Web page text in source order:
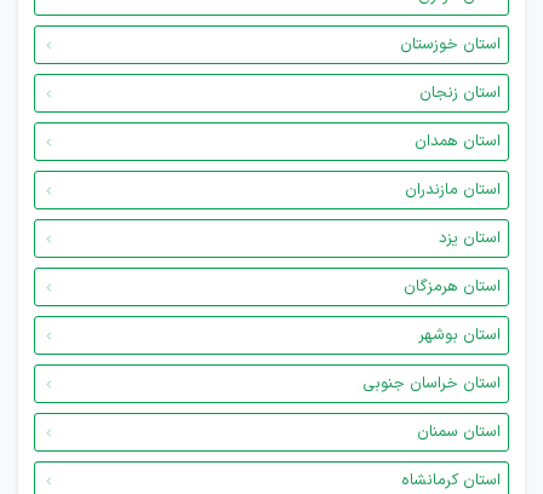
استان خوزستان
استان زنجان
استان همدان
استان مازندران
استان یزد
استان هرمزگان
استان بوشهر
استان خراسان جنوبی
استان سمنان
استان کرمانشاه